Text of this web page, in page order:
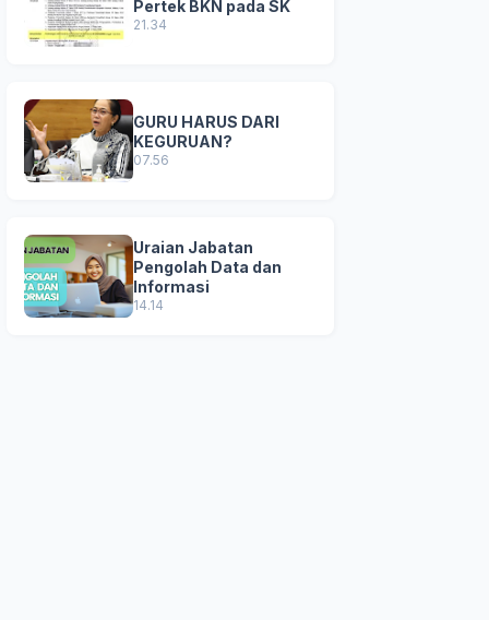
Pertek BKN pada SK
21.34
GURU HARUS DARI
KEGURUAN?
07.56
Uraian Jabatan
Pengolah Data dan
Informasi
14.14